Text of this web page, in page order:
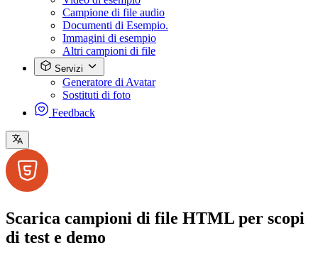
Campione di file audio
Documenti di Esempio.
Immagini di esempio
Altri campioni di file
Servizi
Generatore di Avatar
Sostituti di foto
Feedback
Scarica campioni di file HTML per scopi
di test e demo